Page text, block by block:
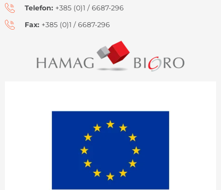
Telefon: +385 (0)1 / 6687-296
Fax: +385 (0)1 / 6687-296